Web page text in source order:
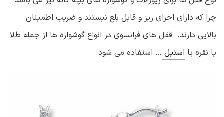
چرا که دارای اجزای ریز و قابل بلع نیستند و ضریب اطمینان
بالایی دارند. قفل های فرانسوی در انواع گوشواره ها از جمله طلا
یا نقره یا استیل … استفاده می شود.